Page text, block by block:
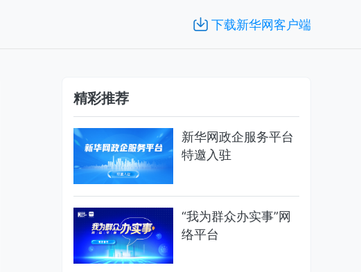
下载新华网客户端
精彩推荐
新华网政企服务平台
特邀入驻
“我为群众办实事”网
络平台